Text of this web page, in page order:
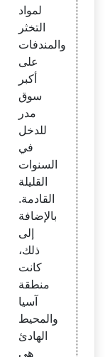
لمواد
التخثر
والمندفات
على
أكبر
سوق
مدر
للدخل
في
السنوات
القليلة
القادمة.
بالإضافة
إلى
ذلك،
كانت
منطقة
آسيا
والمحيط
الهادئ
هي